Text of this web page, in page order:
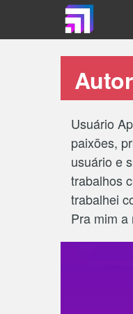
Usuário
paixões,
usuário e
trabalhos
trabalhei
Pra mim a